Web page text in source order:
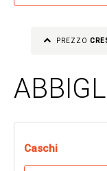
PREZZO
Caschi